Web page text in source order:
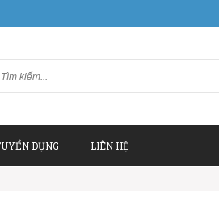
DỤNG LIÊN HỆ